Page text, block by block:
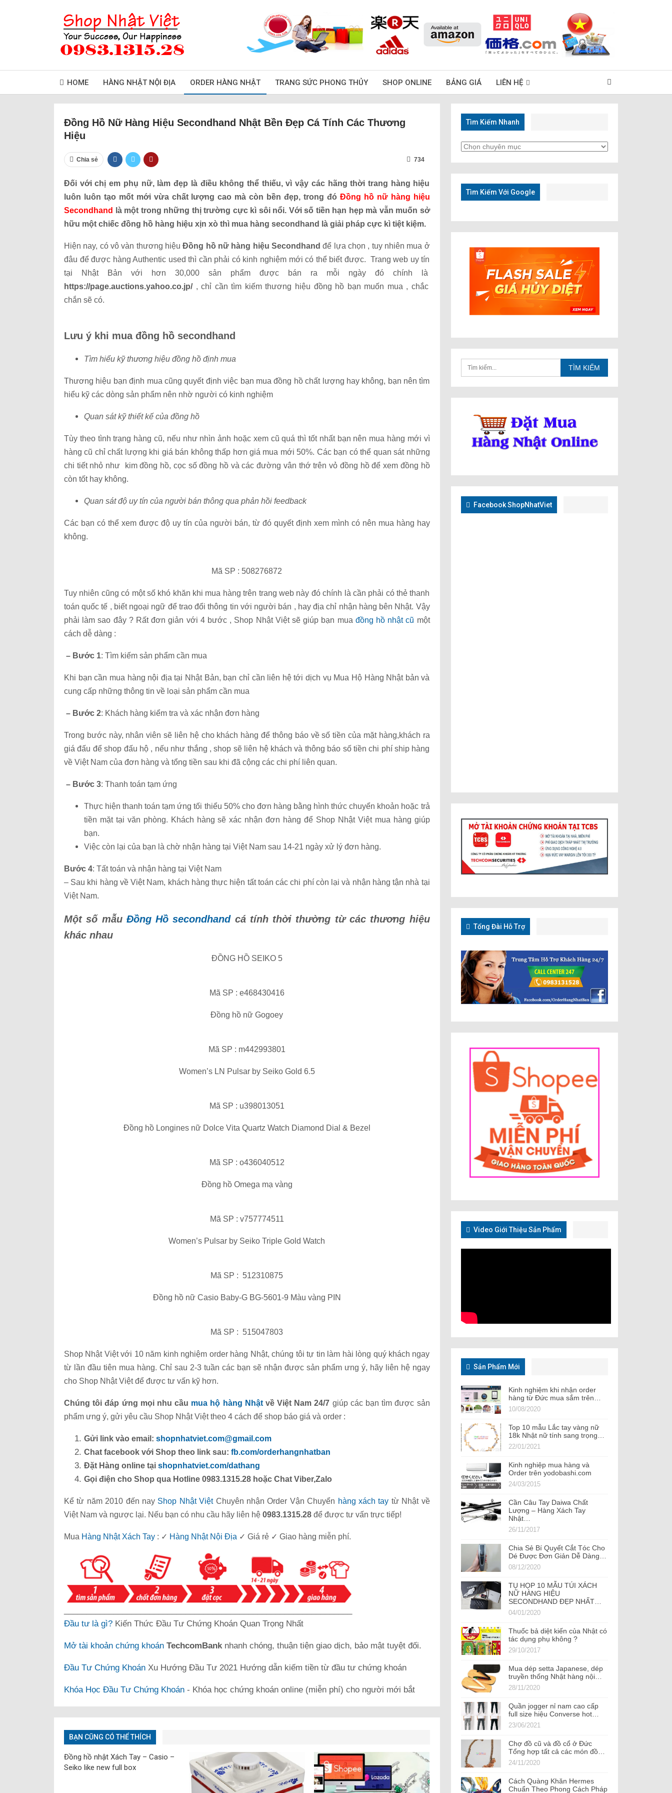
HOME HÀNG NHẬT NỘI ĐỊA ORDER HÀNG NHẬT TRANG SỨC PHONG THỦY SHOP ONLINE BẢNG GIÁ LIÊN HỆ
Đồng Hồ Nữ Hàng Hiệu Secondhand Nhật Bền Đẹp Cá Tính Các Thương
Hiệu
Chia sẻ 734
Đối với chị em phụ nữ, làm đẹp là điều không thể thiếu, vì vậy các hãng thời trang hàng hiệu
luôn luôn tạo mốt mới vừa chất lượng cao mà còn bền đẹp, trong đó Đồng hồ nữ hàng hiệu
Secondhand
là một trong những thị trường cực kì sôi nổi. Với số tiền hạn hẹp mà vẫn muốn sở
hữu một chiếc đồng hồ hàng hiệu xịn xò thì mua hàng secondhand là giải pháp cực kì tiệt kiệm.
Hiện nay, có vô vàn thương hiệuĐồng hồ nữ hàng hiệu Secondhand để lựa chọn , tuy nhiên mua ở
đâu để được hàng Authentic used thì cần phải có kinh nghiệm mới có thể biết được. Trang web uy tín
tại Nhật Bản với hơn 30,000 sản phẩm được bán ra mỗi ngày đó chính là
https://page.auctions.yahoo.co.jp/ , chỉ cần tìm kiếm thương hiệu đồng hồ bạn muốn mua , chắc
chắn sẽ có.
Lưu ý khi mua đồng hồ secondhand
Tìm hiểu kỹ thương hiệu đồng hồ định mua
Thương hiệu bạn định mua cũng quyết định việc bạn mua đồng hồ chất lượng hay không, bạn nên tìm
hiểu kỹ các dòng sản phẩm nên nhờ người có kinh nghiệm
Quan sát kỹ thiết kế của đồng hồ
Tùy theo tình trạng hàng cũ, nếu như nhìn ảnh hoặc xem cũ quá thì tốt nhất bạn nên mua hàng mới vì
hàng cũ chỉ chất lượng khi giá bán không thấp hơn giá mua mới 50%. Các bạn có thể quan sát những
chi tiết nhỏ như kim đồng hồ, cọc số đồng hồ và các đường vân thớ trên vỏ đồng hồ để xem đồng hồ
còn tốt hay không.
Quan sát độ uy tín của người bán thông qua phản hồi feedback
Các bạn có thể xem được độ uy tín của người bán, từ đó quyết định xem mình có nên mua hàng hay
không.
Mã SP : 508276872
Tuy nhiên cũng có một số khó khăn khi mua hàng trên trang web này đó chính là cần phải có thẻ thanh
toán quốc tế , biết ngoại ngữ để trao đổi thông tin với người bán , hay địa chỉ nhận hàng bên Nhật. Vậy
phải làm sao đây ? Rất đơn giản với 4 bước , Shop Nhật Việt sẽ giúp bạn mua đồng hồ nhật cũ một
cách dễ dàng :
– Bước 1: Tìm kiếm sản phẩm cần mua
Khi bạn cần mua hàng nội địa tại Nhật Bản, bạn chỉ cần liên hệ tới dịch vụ Mua Hộ Hàng Nhật bản và
cung cấp những thông tin về loại sản phẩm cần mua
– Bước 2: Khách hàng kiểm tra và xác nhận đơn hàng
Trong bước này, nhân viên sẽ liên hệ cho khách hàng để thông báo về số tiền của mặt hàng,khách ra
giá đấu để shop đấu hộ , nếu như thắng , shop sẽ liên hệ khách và thông báo số tiền chi phí ship hàng
về Việt Nam của đơn hàng và tổng tiền sau khi đã cộng các chi phí liên quan.
– Bước 3: Thanh toán tạm ứng
Thực hiện thanh toán tạm ứng tối thiểu 50% cho đơn hàng bằng hình thức chuyển khoản hoặc trả
tiền mặt tại văn phòng. Khách hàng sẽ xác nhận đơn hàng để Shop Nhật Việt mua hàng giúp
bạn.
Việc còn lại của bạn là chờ nhận hàng tại Việt Nam sau 14-21 ngày xử lý đơn hàng.
Bước 4: Tất toán và nhận hàng tại Việt Nam
– Sau khi hàng về Việt Nam, khách hàng thực hiện tất toán các chi phí còn lại và nhận hàng tận nhà tại
Việt Nam.
Một số mẫu Đồng Hồ secondhandcá tính thời thường từ các thương hiệu
khác nhau
ĐỒNG HỒ SEIKO 5
Mã SP : e468430416
Đồng hồ nữ Gogoey
Mã SP : m442993801
Women’s LN Pulsar by Seiko Gold 6.5
Mã SP : u398013051
Đồng hồ Longines nữ Dolce Vita Quartz Watch Diamond Dial & Bezel
Mã SP : o436040512
Đồng hồ Omega mạ vàng
Mã SP : v757774511
Women’s Pulsar by Seiko Triple Gold Watch
Mã SP : 512310875
Đồng hồ nữ Casio Baby-G BG-5601-9 Màu vàng PIN
Mã SP : 515047803
Shop Nhật Việt với 10 năm kinh nghiệm order hàng Nhật, chúng tôi tự tin làm hài lòng quý khách ngay
từ lần đầu tiên mua hàng. Chỉ sau 2-3 tuần các bạn sẽ nhận được sản phẩm ưng ý, hãy liên hệ ngay
cho Shop Nhật Việt để được tư vấn kỹ hơn.
Chúng tôi đáp ứng mọi nhu cầu mua hộ hàng Nhậtvề Việt Nam 24/7 giúp các bạn tìm được sản
phẩm ưng ý, gửi yêu cầu Shop Nhật Việt theo 4 cách để shop báo giá và order :
Gửi link vào email: shopnhatviet.com@gmail.com
Chat facebook với Shop theo link sau: fb.com/orderhangnhatban
Đặt Hàng online tại shopnhatviet.com/dathang
Gọi điện cho Shop qua Hotline 0983.1315.28 hoặc Chat Viber,Zalo
Kể từ năm 2010 đến nay Shop Nhật ViệtChuyên nhận Order Vận Chuyển hàng xách tay từ Nhật về
Việt Nam và ngược lại. Nếu bạn có nhu cầu hãy liên hệ 0983.1315.28 để được tư vấn trực tiếp!
Mua Hàng Nhật Xách Tay : ✓ Hàng Nhật Nội Địa ✓ Giá rẻ ✓ Giao hàng miễn phí.
Đầu tư là gì? Kiến Thức Đầu Tư Chứng Khoán Quan Trọng Nhất
Mở tài khoản chứng khoán TechcomBank nhanh chóng, thuận tiện giao dịch, bảo mật tuyệt đối.
Đầu Tư Chứng Khoán Xu Hướng Đầu Tư 2021 Hướng dẫn kiếm tiền từ đầu tư chứng khoán
Khóa Học Đầu Tư Chứng Khoán - Khóa học chứng khoán online (miễn phí) cho người mới bắt
BẠN CŨNG CÓ THỂ THÍCH
Đồng hồ nhật Xách Tay – Casio –
Seiko like new full box
Tìm Kiếm Nhanh
Tìm
Tìm Kiếm Với Google
Facebook ShopNhatViet
Tổng Đài Hỗ Trợ
Video Giới Thiệu Sản Phẩm
Sản Phẩm Mới
Kinh nghiệm khi nhận order
hàng từ Đức mua sắm trên…
10/08/2020
Top 10 mẫu Lắc tay vàng nữ
18k Nhật nữ tính sang trọng…
22/01/2021
Kinh nghiệp mua hàng và
Order trên yodobashi.com
24/03/2015
Cần Câu Tay Daiwa Chất
Lượng – Hàng Xách Tay
Nhật…
26/11/2017
Chia Sẻ Bí Quyết Cắt Tóc Cho
Dé Được Đơn Giản Dễ Dàng…
08/12/2020
TỤ HỌP 10 MẪU TÚI XÁCH
NỮ HÀNG HIỆU
SECONDHAND ĐẸP NHẤT…
04/01/2020
Thuốc bả diệt kiến của Nhật có
tác dụng phụ không ?
29/10/2017
Mua dép setta Japanese, dép
truyền thống Nhật hàng nội…
28/11/2020
Quần jogger nỉ nam cao cấp
full size hiệu Converse hot…
23/06/2021
Chợ đồ cũ và đồ cổ ở Đức
Tổng hợp tất cả các món đồ…
24/11/2020
Cách Quàng Khăn Hermes
Chuẩn Theo Phong Cách Pháp